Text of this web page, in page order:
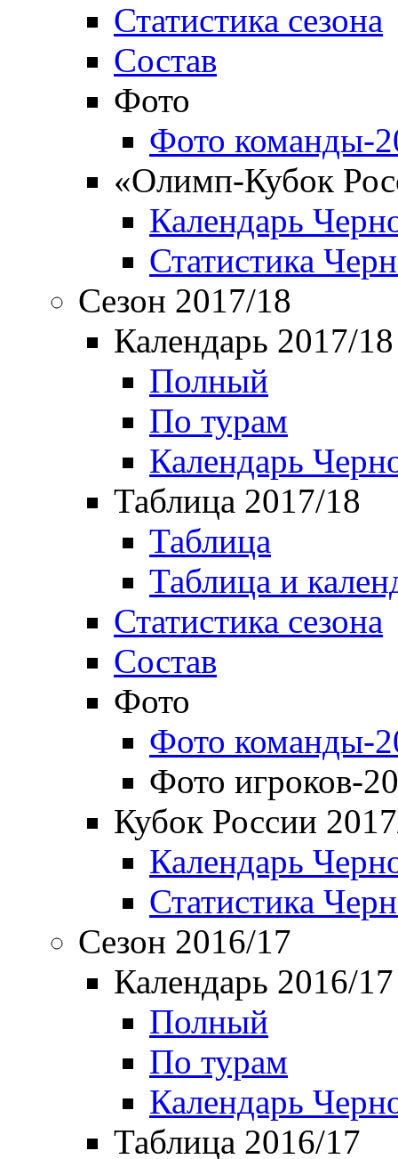
Статистика сезона
Состав
Фото
Фото команды-
«Олимп-Кубок
Календарь
Статистика
Сезон 2017/18
Календарь 2017/18
Полный
По турам
Календарь
Таблица 2017/18
Таблица
Таблица и
Статистика сезона
Состав
Фото
Фото команды-
Фото игроков-
Кубок России
Календарь
Статистика
Сезон 2016/17
Календарь 2016/17
Полный
По турам
Календарь
Таблица 2016/17